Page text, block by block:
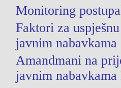
Monitoring
Faktori za
javnim nabavkama
Amandmani na
javnim